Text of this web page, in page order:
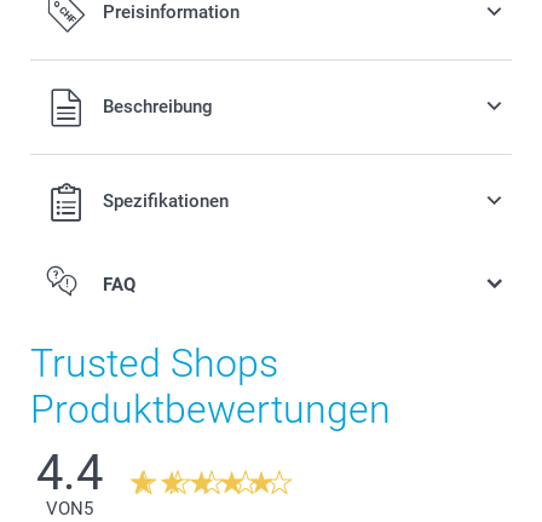
Preisinformation
Alle Preise verstehen sich in Schweizer Franken (CHF) inkl.
MwSt. und zzgl. Versandkosten.
Beschreibung
Spezifikationen
FAQ
Trusted Shops
Produktbewertungen
4.4
VON5